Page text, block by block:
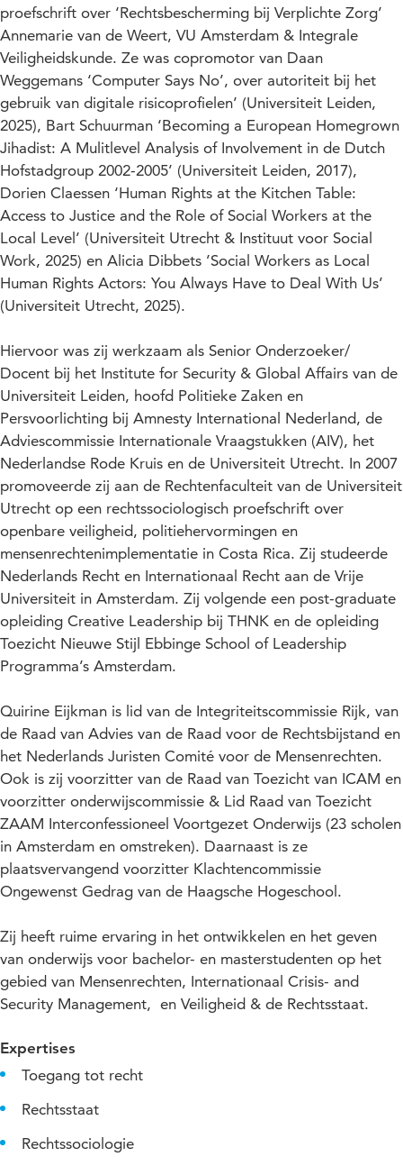
proefschrift over ‘Rechtsbescherming bij Verplichte Zorg’
Annemarie van de Weert, VU Amsterdam & Integrale
Veiligheidskunde. Ze was copromotor van Daan
Weggemans ‘Computer Says No’, over autoriteit bij het
gebruik van digitale risicoprofielen’ (Universiteit Leiden,
2025), Bart Schuurman ‘Becoming a European Homegrown
Jihadist: A Mulitlevel Analysis of Involvement in de Dutch
Hofstadgroup 2002-2005’ (Universiteit Leiden, 2017),
Dorien Claessen ‘Human Rights at the Kitchen Table:
Access to Justice and the Role of Social Workers at the
Local Level’ (Universiteit Utrecht & Instituut voor Social
Work, 2025) en Alicia Dibbets ’Social Workers as Local
Human Rights Actors: You Always Have to Deal With Us’
(Universiteit Utrecht, 2025).
Hiervoor was zij werkzaam als Senior Onderzoeker/
Docent bij het Institute for Security & Global Affairs van de
Universiteit Leiden, hoofd Politieke Zaken en
Persvoorlichting bij Amnesty International Nederland, de
Adviescommissie Internationale Vraagstukken (AIV), het
Nederlandse Rode Kruis en de Universiteit Utrecht. In 2007
promoveerde zij aan de Rechtenfaculteit van de Universiteit
Utrecht op een rechtssociologisch proefschrift over
openbare veiligheid, politiehervormingen en
mensenrechtenimplementatie in Costa Rica. Zij studeerde
Nederlands Recht en Internationaal Recht aan de Vrije
Universiteit in Amsterdam. Zij volgende een post-graduate
opleiding Creative Leadership bij THNK en de opleiding
Toezicht Nieuwe Stijl Ebbinge School of Leadership
Programma’s Amsterdam.
Quirine Eijkman is lid van de Integriteitscommissie Rijk, van
de Raad van Advies van de Raad voor de Rechtsbijstand en
het Nederlands Juristen Comité voor de Mensenrechten.
Ook is zij voorzitter van de Raad van Toezicht van ICAM en
voorzitter onderwijscommissie & Lid Raad van Toezicht
ZAAM Interconfessioneel Voortgezet Onderwijs (23 scholen
in Amsterdam en omstreken). Daarnaast is ze
plaatsvervangend voorzitter Klachtencommissie
Ongewenst Gedrag van de Haagsche Hogeschool.
Zij heeft ruime ervaring in het ontwikkelen en het geven
van onderwijs voor bachelor- en masterstudenten op het
gebied van Mensenrechten, Internationaal Crisis- and
Security Management, en Veiligheid & de Rechtsstaat.
Expertises
Toegang tot recht
Rechtsstaat
Rechtssociologie